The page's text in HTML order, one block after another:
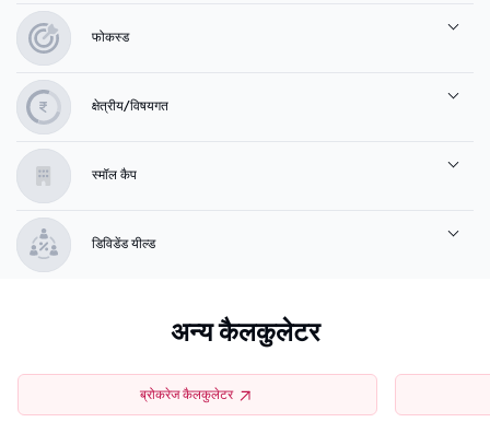
फोकस्ड
क्षेत्रीय/विषयगत
स्मॉल कैप
डिविडेंड यील्ड
अन्य कैलकुलेटर
ब्रोकरेज कैलकुलेटर